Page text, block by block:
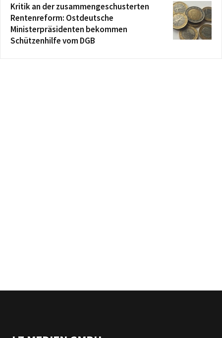
Kritik an der zusammengeschusterten
Rentenreform: Ostdeutsche
Ministerpräsidenten bekommen
Schützenhilfe vom DGB